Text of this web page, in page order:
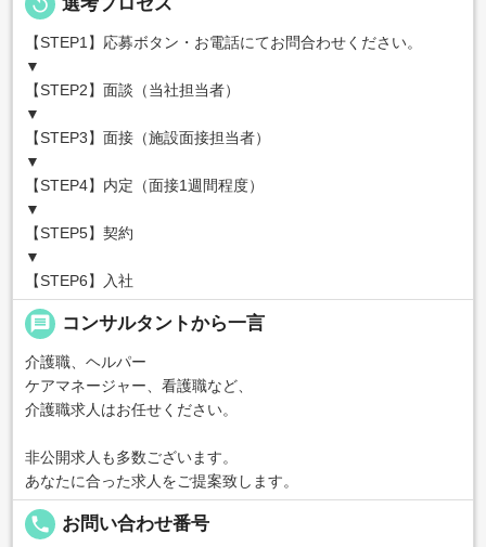
replay 選考プロセス
【STEP1】応募ボタン・お電話にてお問合わせください。
▼
【STEP2】面談（当社担当者）
▼
【STEP3】面接（施設面接担当者）
▼
【STEP4】内定（面接1週間程度）
▼
【STEP5】契約
▼
【STEP6】入社
message コンサルタントから一言
介護職、ヘルパー
ケアマネージャー、看護職など、
介護職求人はお任せください。
非公開求人も多数ございます。
あなたに合った求人をご提案致します。
local_phone お問い合わせ番号